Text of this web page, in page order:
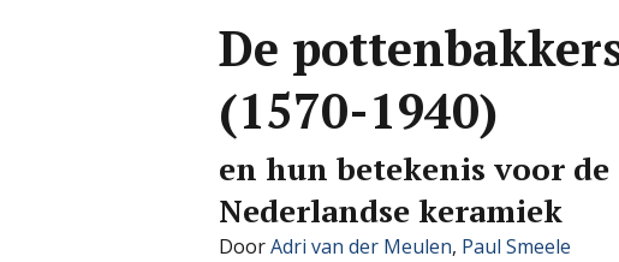
De
(1570-1940)
en hun betekenis voor
Nederlandse keramiek
DoorAdri van der Meulen, Paul Smeele